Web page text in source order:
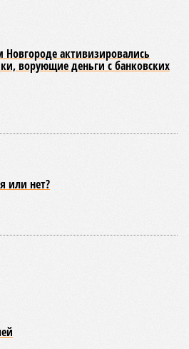
активизировались
ворующие деньги с банковских
или нет?